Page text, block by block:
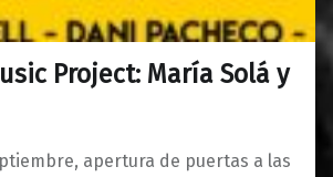
Project: María Solá y
apertura de puertas a las